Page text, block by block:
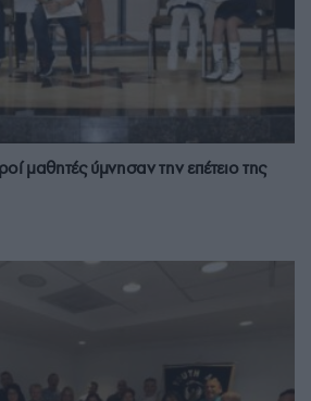
μαθητές ύμνησαν την επέτειο της